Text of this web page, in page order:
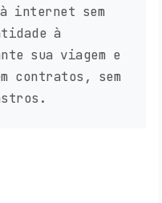
internet sem
à
sua viagem e
contratos, sem